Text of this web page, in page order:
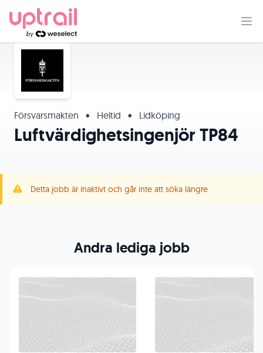
Försvarsmakten • Heltid • Lidköping
Luftvärdighetsingenjör TP84
Detta jobb är inaktivt och går inte att söka längre
Andra lediga jobb